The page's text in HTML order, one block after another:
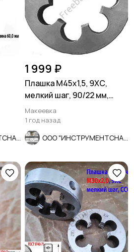
1 999 ₽
Плашка М45х1,5, 9ХС,
мелкий шаг, 90/22 мм,
ГОСТ 7740-71, сделано в
ССС
Макеевка
1 год назад